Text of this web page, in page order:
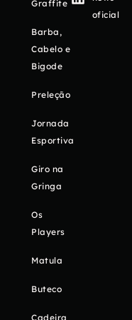
Graffite
Barba,
Cabelo e
Bigode
Preleção
Jornada
Esportiva
Giro na
Gringa
Os
Players
Matula
Buteco
Cadeira
oficial